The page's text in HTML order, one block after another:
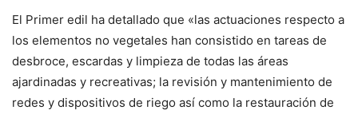
El Primer edil ha detallado que «las actuaciones respecto a
los elementos no vegetales han consistido en tareas de
desbroce, escardas y limpieza de todas las áreas
ajardinadas y recreativas; la revisión y mantenimiento de
redes y dispositivos de riego así como la restauración de